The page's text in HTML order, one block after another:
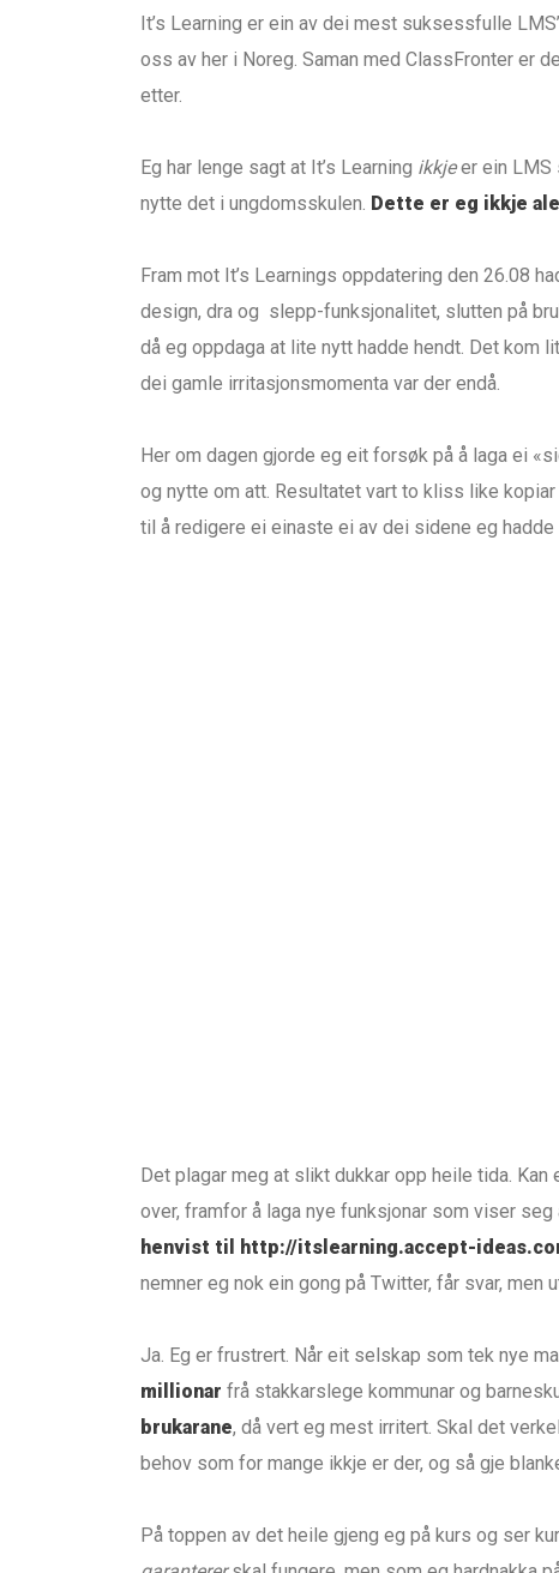
It’s Learning er ein av dei mest suksessfulle
oss av her i Noreg. Saman med ClassFronter er
etter.
Eg har lenge sagt at It’s Learning ikkjeer ein LMS
nytte det i ungdomsskulen. Dette er eg ikkje
Fram mot It’s Learnings oppdatering den 26.08
design, dra og slepp-funksjonalitet, slutten på
då eg oppdaga at lite nytt hadde hendt. Det kom
dei gamle irritasjonsmomenta var der endå.
Her om dagen gjorde eg eit forsøk på å laga ei
og nytte om att. Resultatet vart to kliss like
til å redigere ei einaste ei av dei sidene eg hadde
Det plagar meg at slikt dukkar opp heile tida.
over, framfor å laga nye funksjonar som viser
henvist til http://itslearning.accept-
nemner eg nok ein gong på Twitter, får svar, men
Ja. Eg er frustrert. Når eit selskap som tek nye
millionar frå stakkarslege kommunar og
brukarane, då vert eg mest irritert. Skal det
behov som for mange ikkje er der, og så gje
På toppen av det heile gjeng eg på kurs og ser